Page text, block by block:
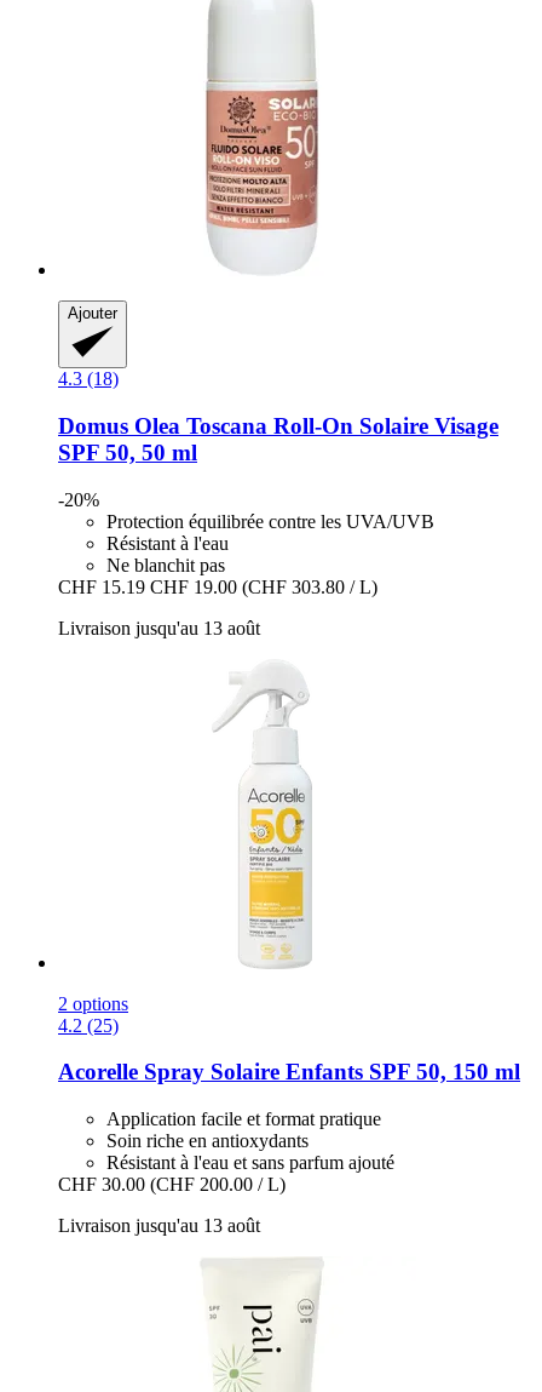
Ajouter
4.3 (18)
Domus Olea Toscana Roll-​On Solaire Visage
SPF 50, 50 ml
-20%
Protection équilibrée contre les UVA/UVB
Résistant à l'eau
Ne blanchit pas
CHF 15.19 CHF 19.00 (CHF 303.80 / L)
Livraison jusqu'au 13 août
2 options
4.2 (25)
Acorelle Spray Solaire Enfants SPF 50, 150 ml
Application facile et format pratique
Soin riche en antioxydants
Résistant à l'eau et sans parfum ajouté
CHF 30.00 (CHF 200.00 / L)
Livraison jusqu'au 13 août